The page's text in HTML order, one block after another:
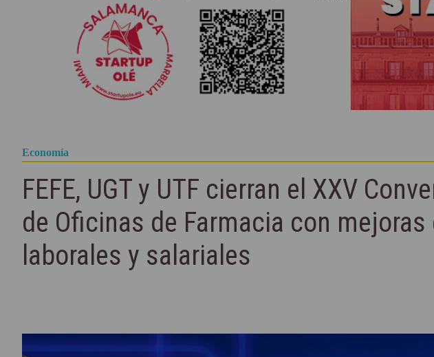
Economía
FEFE, UGT y UTF cierran el XXV
de Oficinas de Farmacia con
laborales y salariales